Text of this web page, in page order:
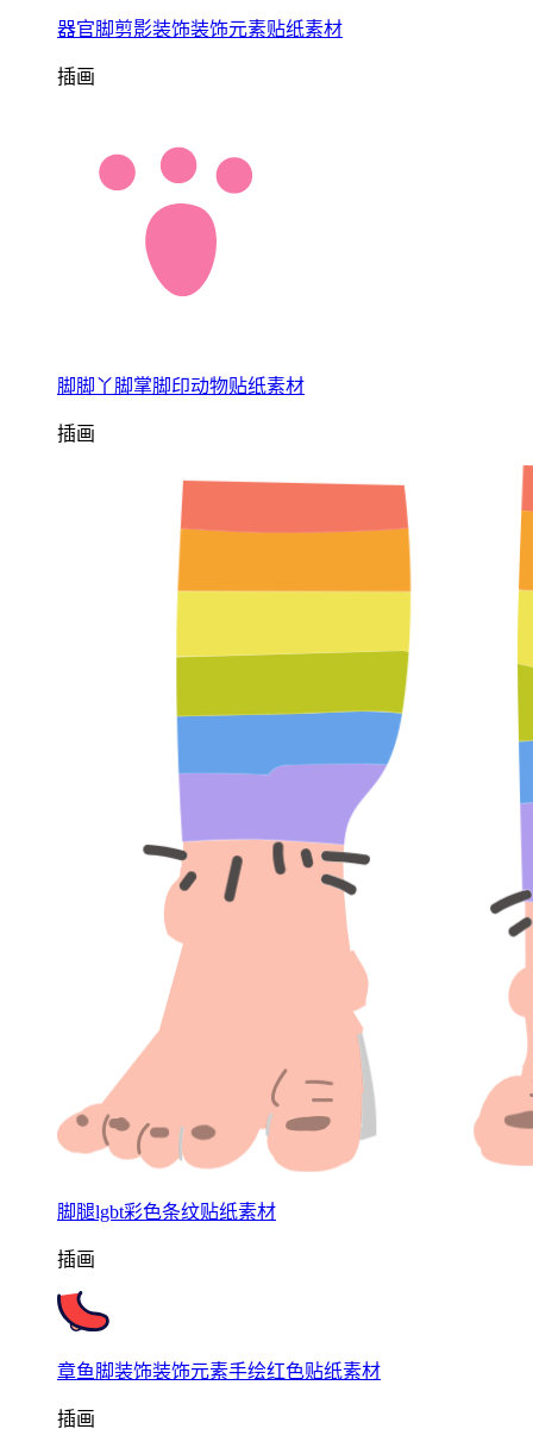
器官脚剪影装饰装饰元素贴纸素材
插画
脚脚丫脚掌脚印动物贴纸素材
插画
脚腿lgbt彩色条纹贴纸素材
插画
章鱼脚装饰装饰元素手绘红色贴纸素材
插画